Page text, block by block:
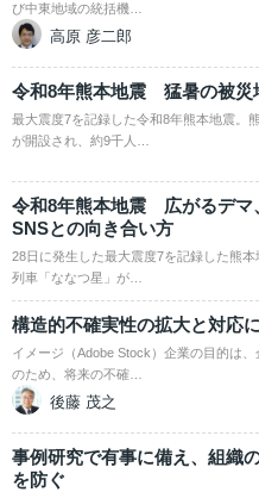
び中東地域の統括機…
高原 彦二郎
令和8年熊本地震 猛暑の被災
最大震度7を記録した令和8年熊本地震。
が開設され、約9千人…
令和8年熊本地震 広がるデマ
SNSとの向き合い方
28日に発生した最大震度7を記録した熊
列車「ななつ星」が…
構造的不確実性の拡大と対応
イメージ（Adobe Stock）企業の目的は
のため、将来の不確…
後藤 茂之
事例研究で有事に備え、組織
を防ぐ